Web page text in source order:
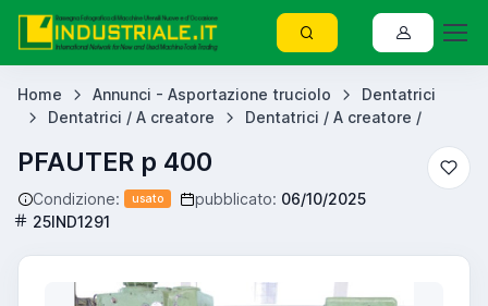
Home Annunci - Asportazione truciolo
Dentatrici
Dentatrici / A creatore
Dentatrici / A creatore /
PFAUTER p 400
Condizione: usato pubblicato: 06/10/2025
25IND1291